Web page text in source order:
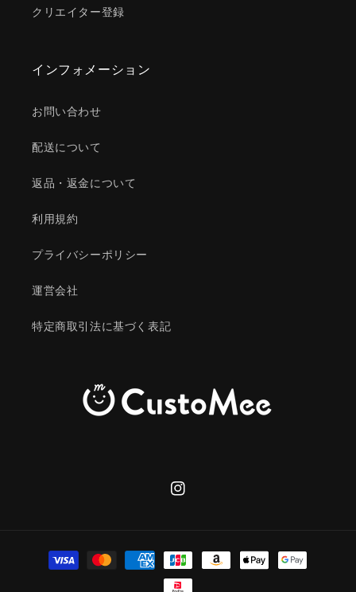
クリエイター登録
インフォメーション
お問い合わせ
配送について
返品・返金について
利用規約
プライバシーポリシー
運営会社
特定商取引法に基づく表記
Instagram